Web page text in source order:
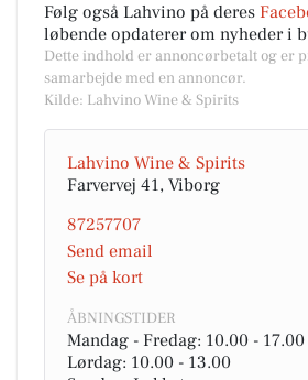
Følg også Lahvino på deres
løbende opdaterer om nyheder i
Dette indhold er annoncørbetalt og er
samarbejde med en annoncør.
Kilde: Lahvino Wine & Spirits
Lahvino Wine & Spirits
Farvervej 41, Viborg
87257707
Send email
Se på kort
ÅBNINGSTIDER
Mandag - Fredag: 10.00 - 17.00
Lørdag: 10.00 - 13.00